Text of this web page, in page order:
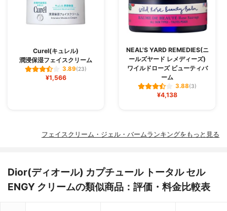
Curel(キュレル)
潤浸保湿フェイスクリーム
3.89(23)
¥1,566
NEAL'S YARD REMEDIES(ニ
ールズヤード レメディーズ)
ワイルドローズ ビューティバ
ーム
3.88(3)
¥4,138
フェイスクリーム・ジェル・バームランキングをもっと見る
Dior(ディオール) カプチュール トータル セル
ENGY クリームの類似商品：評価・料金比較表